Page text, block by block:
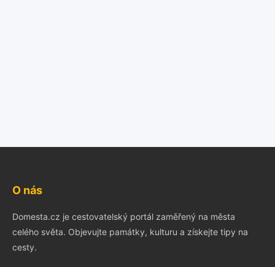
O nás
Domesta.cz je cestovatelský portál zaměřený na města
celého světa. Objevujte památky, kulturu a získejte tipy na
cesty.